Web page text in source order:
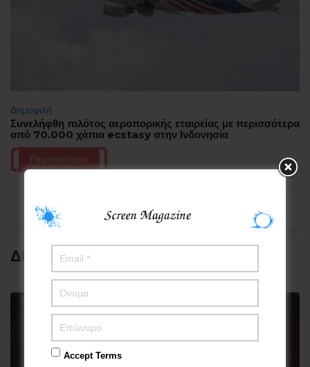
Δημοφιλή
Συνελήφθη πιλότος αεροπορικής εταιρείας με περισσότερα
από 70.000 χάπια ecstasy στην Ινδονησία
Περισσότερα
ΔΗΜΟΦΙΛΗ
Accept Terms